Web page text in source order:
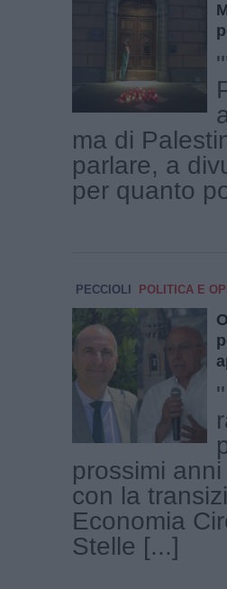
ma di
parlare, a
per quanto
PECCIOLI POLITICA E
prossimi
con la
Economia
Stelle [...]